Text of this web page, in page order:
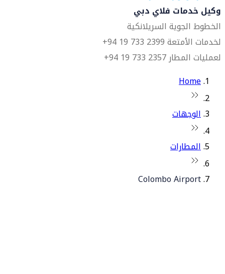
وكيل خدمات فلاي دبي
الخطوط الجوية السريلانكية
لخدمات الأمتعة 2399 733 19 94+
لعمليات المطار 2357 733 19 94+
Home
الوجهات
المطارات
Colombo Airport